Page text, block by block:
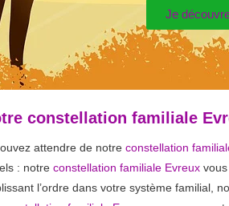
Je
constellation familiale
attendre de notre constellation
: notre constellation familiale Evreux
l’ordre dans votre système familial,